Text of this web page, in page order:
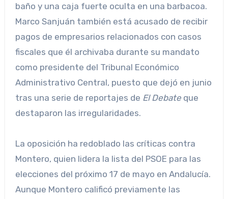
baño y una caja fuerte oculta en una barbacoa.
Marco Sanjuán también está acusado de recibir
pagos de empresarios relacionados con casos
fiscales que él archivaba durante su mandato
como presidente del Tribunal Económico
Administrativo Central, puesto que dejó en junio
tras una serie de reportajes de El Debateque
destaparon las irregularidades.
La oposición ha redoblado las críticas contra
Montero, quien lidera la lista del PSOE para las
elecciones del próximo 17 de mayo en Andalucía.
Aunque Montero calificó previamente las